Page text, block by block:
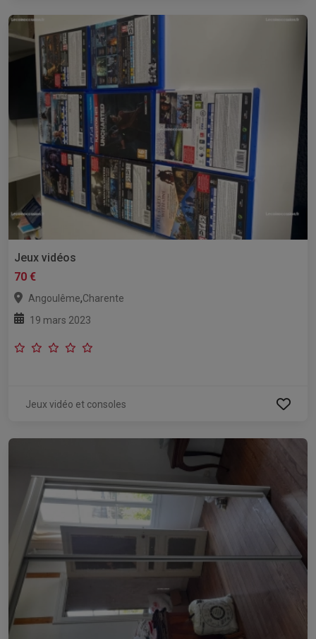
Jeux vidéos
70 €
Angoulême,Charente
19 mars 2023
Jeux vidéo et consoles